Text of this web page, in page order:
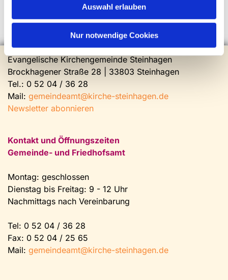
Auswahl erlauben
Nur notwendige Cookies
Evangelische Kirchengemeinde Steinhagen
Brockhagener Straße 28 | 33803 Steinhagen
Tel.: 0 52 04 / 36 28
Mail: gemeindeamt@kirche-steinhagen.de
Newsletter abonnieren
Kontakt und Öffnungszeiten
Gemeinde- und Friedhofsamt
Montag: geschlossen
Dienstag bis Freitag: 9 - 12 Uhr
Nachmittags nach Vereinbarung
Tel: 0 52 04 / 36 28
Fax: 0 52 04 / 25 65
Mail: gemeindeamt@kirche-steinhagen.de